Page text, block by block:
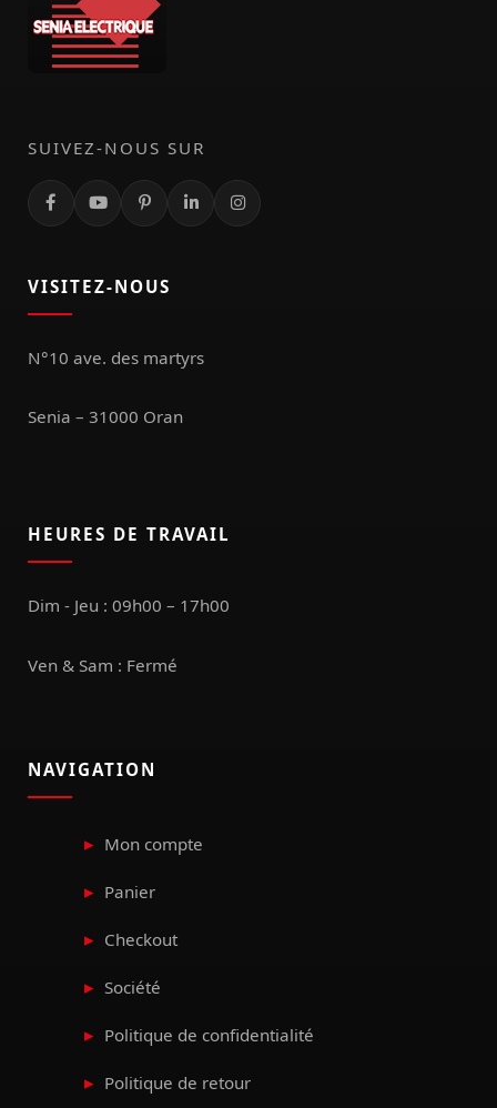
SUIVEZ-NOUS SUR
VISITEZ-NOUS
N°10 ave. des martyrs
Senia – 31000 Oran
HEURES DE TRAVAIL
Dim - Jeu : 09h00 – 17h00
Ven & Sam : Fermé
NAVIGATION
Mon compte
Panier
Checkout
Société
Politique de confidentialité
Politique de retour